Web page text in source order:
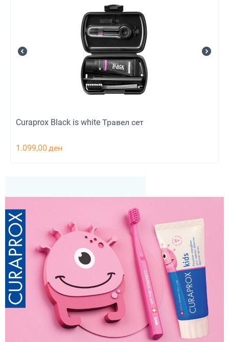
Curaprox Black is white Травел сет
1.099,00 ден